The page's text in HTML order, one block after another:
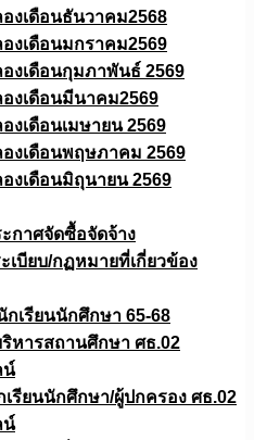
งเดือนธันวาคม2568
งเดือนมกราคม2569
งเดือนกุมภาพันธ์ 2569
งเดือนมีนาคม2569
งเดือนเมษายน 2569
งเดือนพฤษภาคม 2569
งเดือนมิถุนายน 2569
กาศจัดซื้อจัดจ้าง
เบียบ/กฏหมายที่เกี่ยวข้อง
เรียนนักศึกษา 65-68
หารสถานศึกษา ศธ.02
น์
รียนนักศึกษา/ผู้ปกครอง ศธ.02
น์